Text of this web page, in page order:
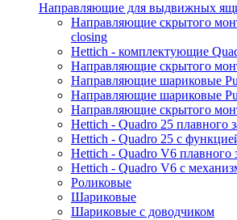
Направляющие для выдвижных
Направляющие скрытого
closing
Hettich - комплектующие
Направляющие скрытого
Направляющие шариковые
Направляющие шариковые
Направляющие скрытого
Hettich - Quadro 25 плавного
Hettich - Quadro 25 с
Hettich - Quadro V6 плавного
Hettich - Quadro V6 с
Роликовые
Шариковые
Шариковые с доводчиком